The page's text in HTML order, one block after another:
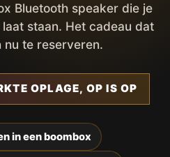
Bluetooth speaker die je
staan. Het cadeau dat
te reserveren.
OPLAGE, OP IS OP
in een boombox